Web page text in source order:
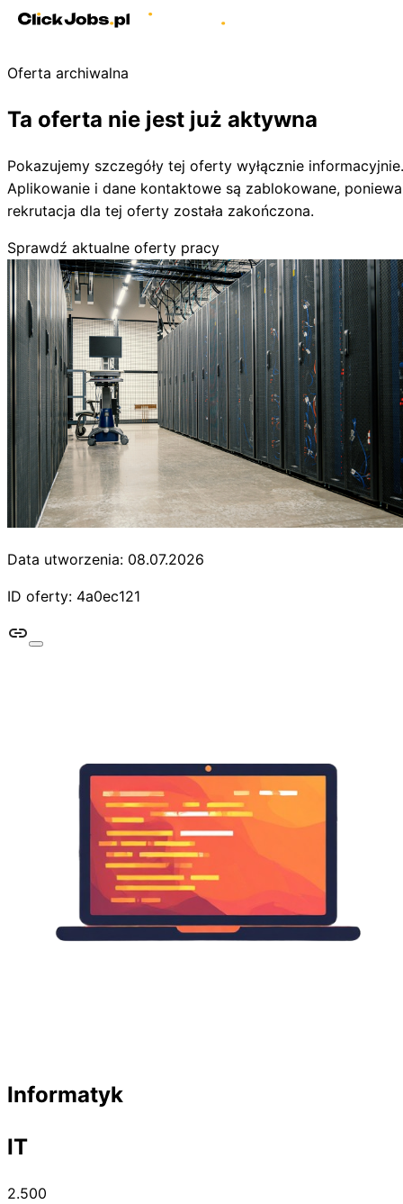
Oferta archiwalna
Ta oferta nie jest już aktywna
Pokazujemy szczegóły tej oferty wyłącznie informacyjnie.
Aplikowanie i dane kontaktowe są zablokowane,
rekrutacja dla tej oferty została zakończona.
Sprawdź aktualne oferty pracy
Data utworzenia: 08.07.2026
ID oferty: 4a0ec121
Informatyk
IT
2.500